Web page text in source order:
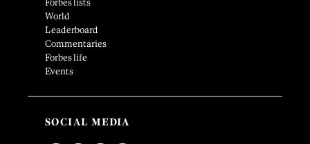
Forbes lists
World
Leaderboard
Commentaries
Forbes life
Events
SOCIAL MEDIA